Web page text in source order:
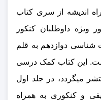
اندیشه از سری کتاب
داوطلبان کنکور
دوازدهم به قلم
این کتاب کمک درسی
میگردد، در جلد اول
تالیفی و کنکوری به همراه